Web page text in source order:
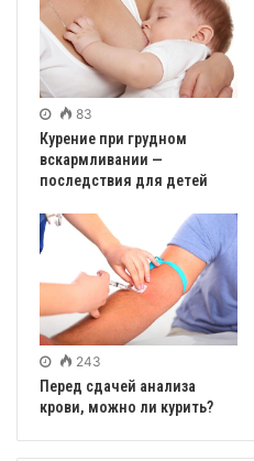
83
Курение при грудном
вскармливании —
последствия для детей
243
Перед сдачей анализа
крови, можно ли курить?